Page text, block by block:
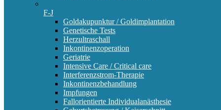
F-J
Goldakupunktur / Goldimplantation
Genetische Tests
Herzultraschall
Inkontinenzoperation
Geriatrie
Intensive Care / Critical care
Interferenzstrom-Therapie
Inkontinenzbehandlung
Impfungen
Fallorientierte Individualanästhesie